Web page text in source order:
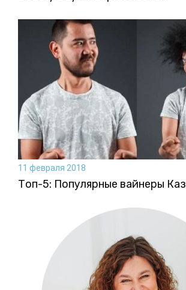
11 февраля 2018
Топ-5: Популярные вайнеры